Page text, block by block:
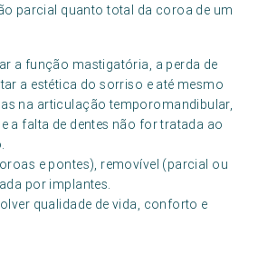
parcial quanto total da coroa de um
a função mastigatória, a perda de
a estética do sorriso e até mesmo
na articulação temporomandibular,
a falta de dentes não for tratada ao
e pontes), removível (parcial ou
por implantes.
qualidade de vida, conforto e